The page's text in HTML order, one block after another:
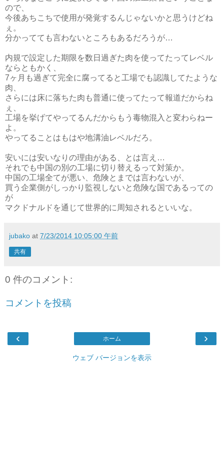
ので、
今後あちこちで使用が発覚するんじゃないかと思うけどね
ぇ。
分かってても言わないところもあるだろうが…
内規で設定した期限を数日過ぎた肉を使ってたってレベル
ならともかく、
7ヶ月も過ぎて完全に腐ってると工場でも認識してたような
肉、
さらには床に落ちた肉も普通に使ってたって報道だからね
ぇ、
工場を挙げてやってるんだからもう毒物混入と変わらねー
よ。
やってることはもはや地溝油レベルだろ。
安いには安いなりの理由がある、とは言え…
それでも中国の別の工場に切り替えるって対策か。
中国の工場全てが悪い、危険とまでは言わないが、
買う企業側がしっかり監視しないと危険な国であるっての
が
マクドナルドを通じて世界的に周知されるといいな。
jubako at 7/23/2014 10:05:00 午前
共有
0 件のコメント:
コメントを投稿
‹ ›
ホーム
ウェブ バージョンを表示